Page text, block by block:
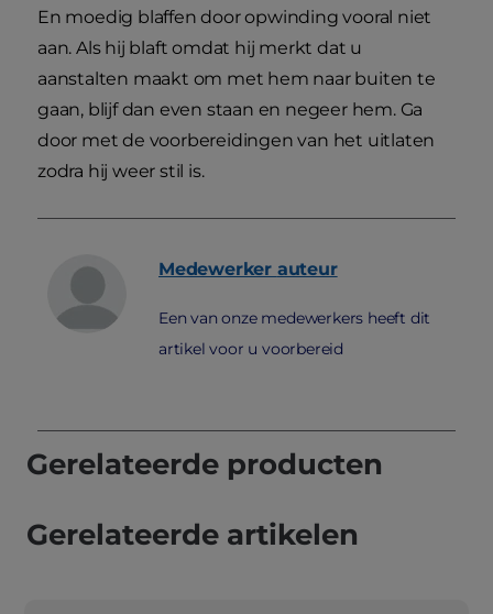
En moedig blaffen door opwinding vooral niet
aan. Als hij blaft omdat hij merkt dat u
aanstalten maakt om met hem naar buiten te
gaan, blijf dan even staan en negeer hem. Ga
door met de voorbereidingen van het uitlaten
zodra hij weer stil is.
Medewerker auteur
Een van onze medewerkers heeft dit
artikel voor u voorbereid
Gerelateerde producten
Gerelateerde artikelen